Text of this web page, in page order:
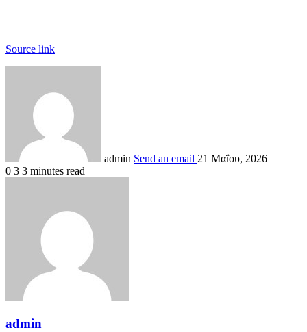
Source link
admin Send an email 21 Μαΐου, 2026
0 3 3 minutes read
admin